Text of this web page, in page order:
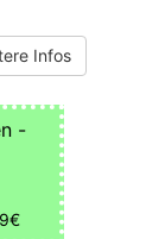
Infos
-